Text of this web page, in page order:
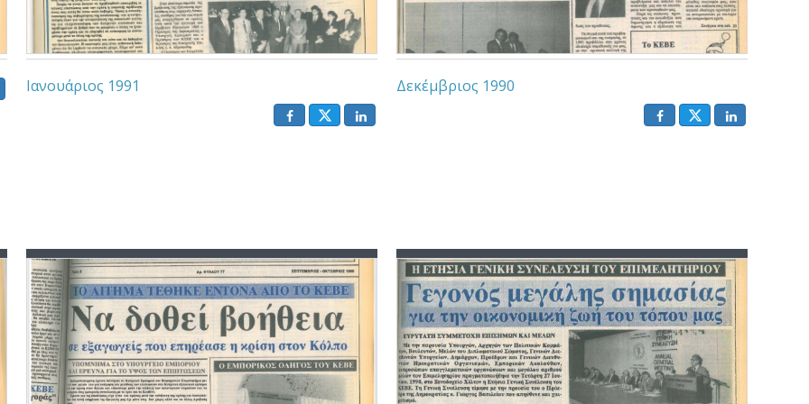
Ιανουάριος 1991
()
Δεκέμβριος 1990
()